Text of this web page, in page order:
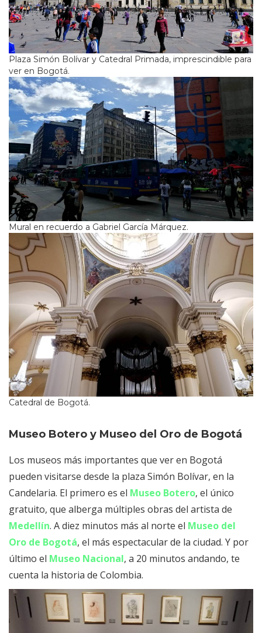
Plaza Simón Bolívar y Catedral Primada, imprescindible para
ver en Bogotá.
Mural en recuerdo a Gabriel García Márquez.
Catedral de Bogotá.
Museo Botero y Museo del Oro de Bogotá
Los museos más importantes que ver en Bogotá
pueden visitarse desde la plaza Simón Bolívar, en la
Candelaria. El primero es el Museo Botero, el único
gratuito, que alberga múltiples obras del artista de
Medellín. A diez minutos más al norte el Museo del
Oro de Bogotá, el más espectacular de la ciudad. Y por
último el Museo Nacional, a 20 minutos andando, te
cuenta la historia de Colombia.